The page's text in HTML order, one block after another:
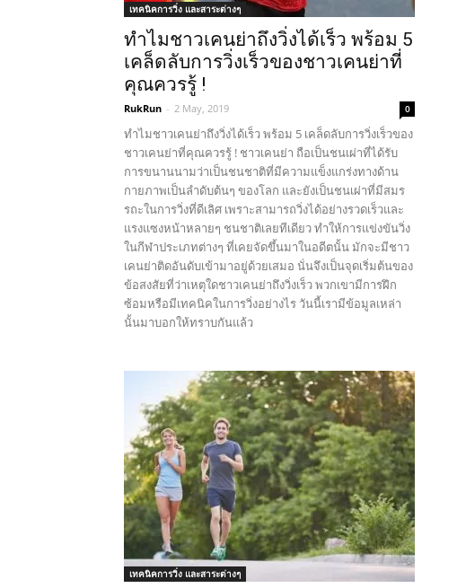
เทคนิคการวิ่ง และสาระต่างๆ
ทำไมชาวเคนย่าถึงวิ่งได้เร็ว พร้อม 5
เคล็ดลับการวิ่งเร็วของชาวเคนย่าที่
คุณควรรู้ !
RukRun - 2 May, 2019 0
ทำไมชาวเคนย่าถึงวิ่งได้เร็ว พร้อม 5 เคล็ดลับการวิ่งเร็วของ
ชาวเคนย่าที่คุณควรรู้ ! ชาวเคนย่า ถือเป็นชนเผ่าที่ได้รับ
การขนานนามว่าเป็นชนชาติที่มีความแข็งแกร่งทางด้าน
กายภาพเป็นลำดับต้นๆ ของโลก และยังเป็นชนเผ่าที่มีสมร
รถะในการวิ่งที่ดีเลิศ เพราะสามารถวิ่งได้อย่างรวดเร็วและ
แรงแซงหน้าหลายๆ ชนชาติเลยทีเดียว ทำให้การแข่งขันวิ่ง
ในกีฬาประเภทต่างๆ ที่เคยจัดขึ้นมาในอดีตนั้น มักจะมีชาว
เคนย่าติดอันดับเข้ามาอยู่ด้วยเสมอ นั่นจึงเป็นจุดเริ่มต้นของ
ข้อสงสัยที่ว่าเหตุใดชาวเคนย่าถึงวิ่งเร็ว พวกเขามีการฝึก
ซ้อมหรือมีเทคนิคในการวิ่งอย่างไร วันนี้เรามีข้อมูลเหล่า
นั้นมาบอกให้ทราบกันแล้ว
เทคนิคการวิ่ง และสาระต่างๆ